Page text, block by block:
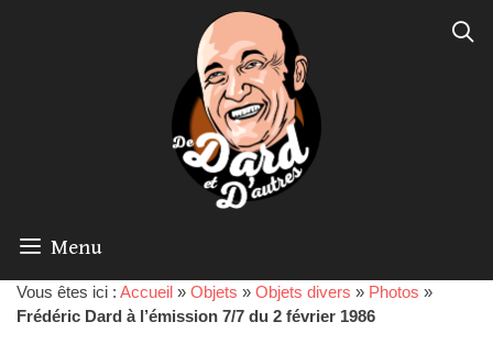
Menu
Vous êtes ici : Accueil » Objets » Objets divers » Photos »
Frédéric Dard à l’émission 7/7 du 2 février 1986